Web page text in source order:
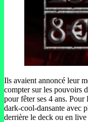
Ils avaient annoncé leur
compter sur les pouvoirs
pour fêter ses 4 ans. Pour
dark-cool-dansante avec
derrière le deck ou en